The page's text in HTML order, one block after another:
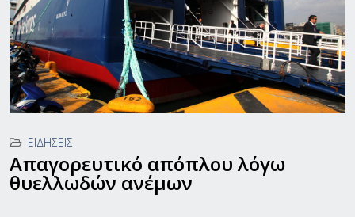
ΕΙΔΉΣΕΙΣ
Απαγορευτικό απόπλου λόγω
θυελλωδών ανέμων